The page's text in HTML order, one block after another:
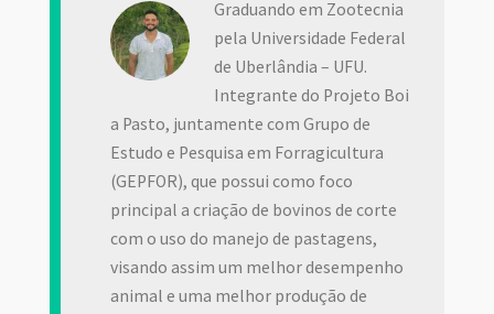
Graduando em Zootecnia
pela Universidade Federal
de Uberlândia – UFU.
Integrante do Projeto Boi
a Pasto, juntamente com Grupo de
Estudo e Pesquisa em Forragicultura
(GEPFOR), que possui como foco
principal a criação de bovinos de corte
com o uso do manejo de pastagens,
visando assim um melhor desempenho
animal e uma melhor produção de